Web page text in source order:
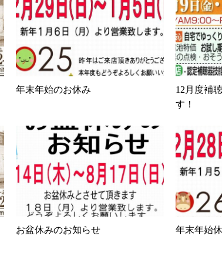
年末年始のお休み
12月度補
す！
お盆休みのお知らせ 年末年始